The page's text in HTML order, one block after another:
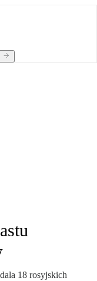
18 rosyjskich